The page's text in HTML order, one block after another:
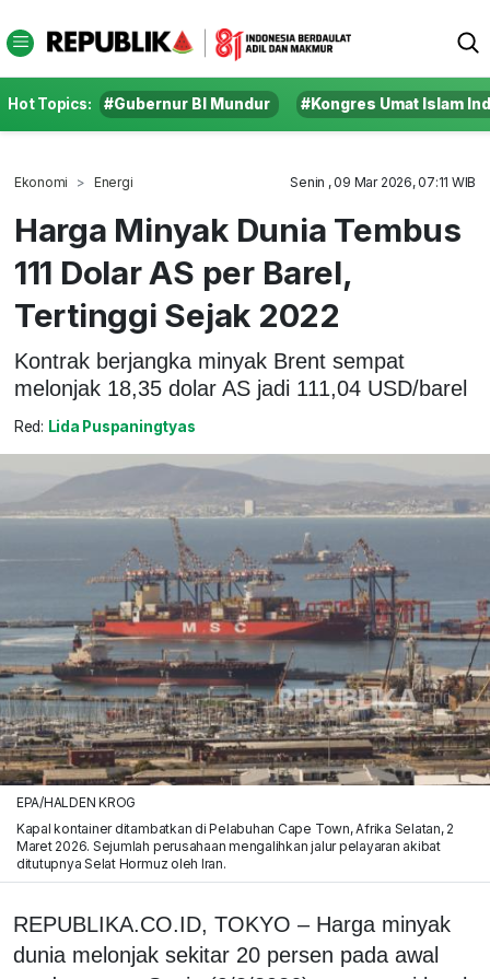
Hot Topics: #Gubernur BI Mundur #Kongres Umat Islam
Ekonomi Energi Senin , 09 Mar 2026, 07:11 WIB
Harga Minyak Dunia Tembus
111 Dolar AS per Barel,
Tertinggi Sejak 2022
Kontrak berjangka minyak Brent sempat
melonjak 18,35 dolar AS jadi 111,04 USD/barel
Red: Lida Puspaningtyas
EPA/HALDEN KROG
Kapal kontainer ditambatkan di Pelabuhan Cape Town, Afrika Selatan, 2
Maret 2026. Sejumlah perusahaan mengalihkan jalur pelayaran akibat
ditutupnya Selat Hormuz oleh Iran.
REPUBLIKA.CO.ID, TOKYO – Harga minyak
dunia melonjak sekitar 20 persen pada awal